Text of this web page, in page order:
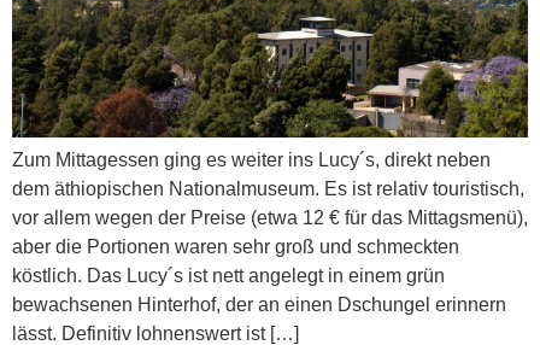
Zum Mittagessen ging es weiter ins Lucy´s, direkt neben
dem äthiopischen Nationalmuseum. Es ist relativ touristisch,
vor allem wegen der Preise (etwa 12 € für das Mittagsmenü),
aber die Portionen waren sehr groß und schmeckten
köstlich. Das Lucy´s ist nett angelegt in einem grün
bewachsenen Hinterhof, der an einen Dschungel erinnern
lässt. Definitiv lohnenswert ist […]